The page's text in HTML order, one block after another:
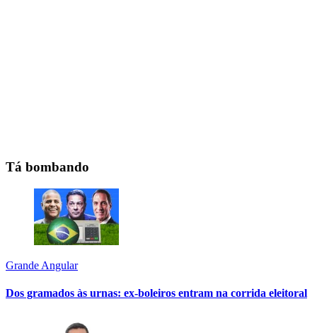
Tá bombando
Grande Angular
Dos gramados às urnas: ex-boleiros entram na corrida eleitoral